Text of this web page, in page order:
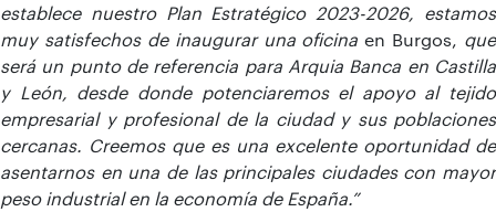
establece nuestro Plan Estratégico 2023-2026, estamos
muy satisfechos de inaugurar una oficinaen Burgos, que
será un punto de referencia para Arquia Banca en Castilla
y León, desde donde potenciaremos el apoyo al tejido
empresarial y profesional de la ciudad y sus poblaciones
cercanas. Creemos que es una excelente oportunidad de
asentarnos en una de las principales ciudades con mayor
peso industrial en la economía de España.”